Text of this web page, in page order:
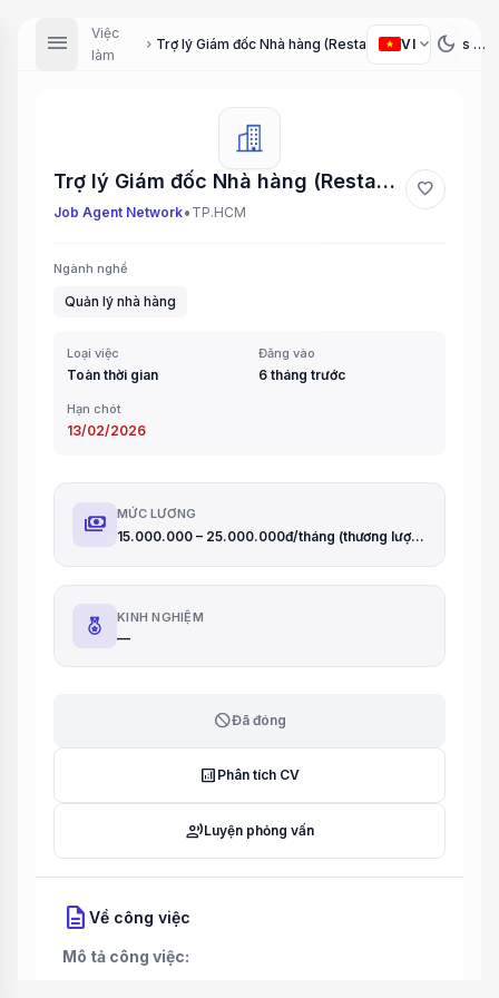
menu
Việc
làm
chevron_right Trợ lý Giám đốc Nhà hàng (Restaurant Director's Assistant)
VI expand_more dark_mode
Trợ lý Giám đốc Nhà hàng (Restaurant Director's Assistant)
Job Agent Network• TP.HCM
favorite
Ngành nghề
Quản lý nhà hàng
Loại việc
Toàn thời gian
Đăng vào
6 tháng trước
Hạn chót
13/02/2026
payments MỨC LƯƠNG
15.000.000 – 25.000.000đ/tháng (thương lượng)
KINH NGHIỆM
—
blockĐã đóng
analytics Phân tích CV
record_voice_overLuyện phỏng vấn
description Về công việc
Mô tả công việc: